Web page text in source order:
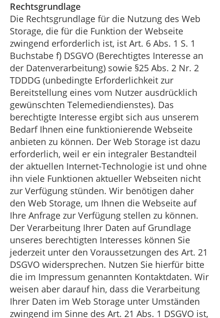
Rechtsgrundlage
Die Rechtsgrundlage für die Nutzung des Web
Storage, die für die Funktion der Webseite
zwingend erforderlich ist, ist Art. 6 Abs. 1 S. 1
Buchstabe f) DSGVO (Berechtigtes Interesse an
der Datenverarbeitung) sowie §25 Abs. 2 Nr. 2
TDDDG (unbedingte Erforderlichkeit zur
Bereitstellung eines vom Nutzer ausdrücklich
gewünschten Telemediendienstes). Das
berechtigte Interesse ergibt sich aus unserem
Bedarf Ihnen eine funktionierende Webseite
anbieten zu können. Der Web Storage ist dazu
erforderlich, weil er ein integraler Bestandteil
der aktuellen Internet-Technologie ist und ohne
ihn viele Funktionen aktueller Webseiten nicht
zur Verfügung stünden. Wir benötigen daher
den Web Storage, um Ihnen die Webseite auf
Ihre Anfrage zur Verfügung stellen zu können.
Der Verarbeitung Ihrer Daten auf Grundlage
unseres berechtigten Interesses können Sie
jederzeit unter den Voraussetzungen des Art. 21
DSGVO widersprechen. Nutzen Sie hierfür bitte
die im Impressum genannten Kontaktdaten. Wir
weisen aber darauf hin, dass die Verarbeitung
Ihrer Daten im Web Storage unter Umständen
zwingend im Sinne des Art. 21 Abs. 1 DSGVO ist,